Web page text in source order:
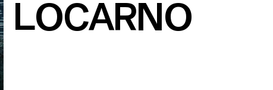
LOCARNO